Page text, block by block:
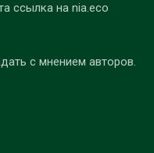
ссылка на nia.eco
с мнением авторов.